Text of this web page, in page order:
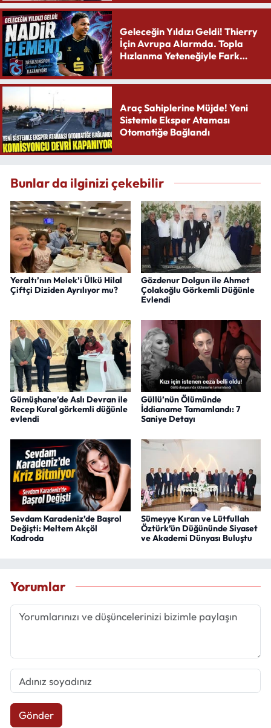
Geleceğin Yıldızı Geldi! Thierry
İçin Avrupa Alarmda. Topla
Hızlanma Yeteneğiyle Fark
Araç Sahiplerine Müjde! Yeni
Sistemle Eksper Ataması
Otomatiğe Bağlandı
Bunlar da ilginizi çekebilir
Yeraltı’nın Melek’i Ülkü Hilal
Çiftçi Diziden Ayrılıyor mu?
Gözdenur Dolgun ile Ahmet
Çolakoğlu Görkemli Düğünle
Evlendi
Gümüşhane’de Aslı Devran ile
Recep Kural görkemli düğünle
evlendi
Güllü’nün Ölümünde
İddianame Tamamlandı: 7
Saniye Detayı
Sevdam Karadeniz’de Başrol
Değişti: Meltem Akçöl
Kadroda
Sümeyye Kıran ve Lütfullah
Öztürk’ün Düğününde Siyaset
ve Akademi Dünyası Buluştu
Yorumlar
Gönder